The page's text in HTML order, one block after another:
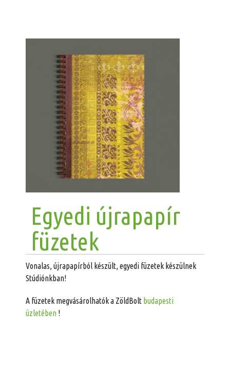
Egyedi újrapapír
füzetek
Vonalas, újrapapírból készült, egyedi füzetek készülnek
Stúdiónkban!
A füzetek megvásárolhatók a ZöldBolt budapesti
üzletében !